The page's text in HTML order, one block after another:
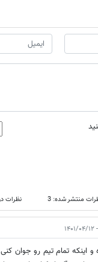
منتشر شده: 3 نظرات
اینکه تمام تیم رو جوان